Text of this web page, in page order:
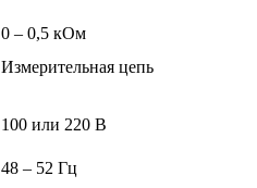
0 – 0,5 кОм
Измерительная цепь
100 или 220 В
48 – 52 Гц